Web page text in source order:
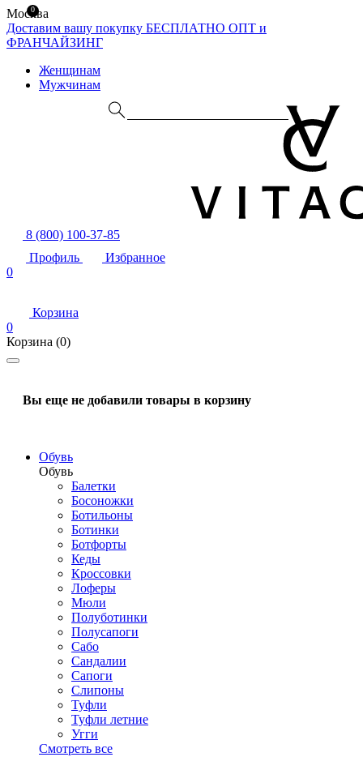
Москва
Доставим вашу покупку БЕСПЛАТНО ОПТ и
ФРАНЧАЙЗИНГ
Женщинам
Мужчинам
8 (800) 100-37-85
Профиль
Избранное
0
Корзина
0
Корзина (0)
Вы еще не добавили товары в корзину
Обувь
Обувь
Балетки
Босоножки
Ботильоны
Ботинки
Ботфорты
Кеды
Кроссовки
Лоферы
Мюли
Полуботинки
Полусапоги
Сабо
Сандалии
Сапоги
Слипоны
Туфли
Туфли летние
Угги
Смотреть все
0